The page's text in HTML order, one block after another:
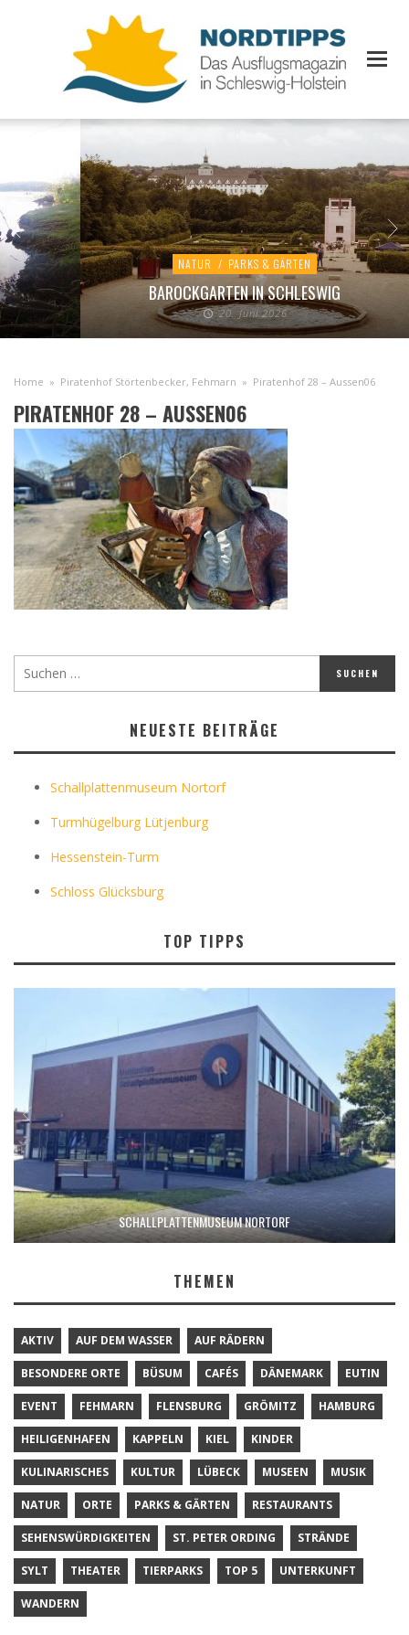
NATUR / PARKS & GÄRTEN
BAROCKGARTEN IN SCHLESWIG
20. Juni 2026
Home » Piratenhof Störtenbecker, Fehmarn » Piratenhof 28 – Aussen06
PIRATENHOF 28 – AUSSEN06
NEUESTE BEITRÄGE
Schallplattenmuseum Nortorf
Turmhügelburg Lütjenburg
Hessenstein-Turm
Schloss Glücksburg
TOP TIPPS
SCHALLPLATTENMUSEUM NORTORF
THEMEN
AKTIV AUF DEM WASSER AUF RÄDERN
BESONDERE ORTE BÜSUM CAFÉS DÄNEMARK EUTIN
EVENT FEHMARN FLENSBURG GRÖMITZ HAMBURG
HEILIGENHAFEN KAPPELN KIEL KINDER
KULINARISCHES KULTUR LÜBECK MUSEEN MUSIK
NATUR ORTE PARKS & GÄRTEN RESTAURANTS
SEHENSWÜRDIGKEITEN ST. PETER ORDING STRÄNDE
SYLT THEATER TIERPARKS TOP 5 UNTERKUNFT
WANDERN